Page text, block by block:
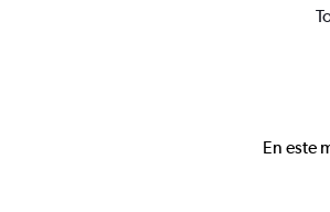
En este